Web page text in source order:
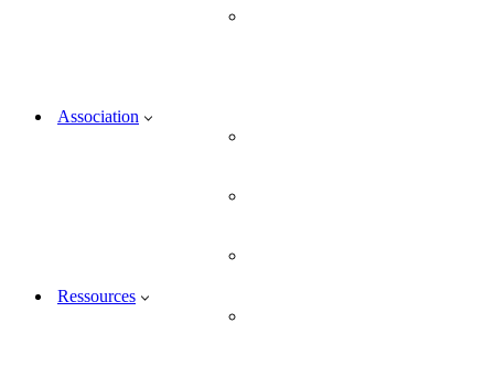
Association
Ressources